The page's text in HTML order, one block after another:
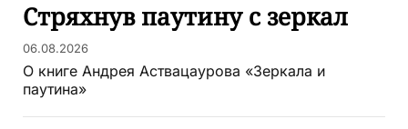
Стряхнув паутину с зеркал
06.08.2026
О книге Андрея Аствацаурова «Зеркала и
паутина»